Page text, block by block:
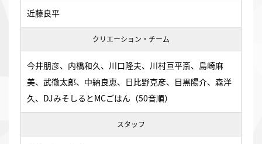
近藤良平
クリエーション・チーム
今井朋彦、内橋和久、川口隆夫、川村亘平斎、島崎麻
美、武徹太郎、中納良恵、日比野克彦、目黒陽介、森洋
久、DJみそしるとMCごはん（50音順）
スタッフ